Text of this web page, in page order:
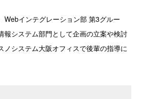
Webインテグレーション部 第3グルー
報システム部門として企画の立案や検討
ノシステム大阪オフィスで後輩の指導に